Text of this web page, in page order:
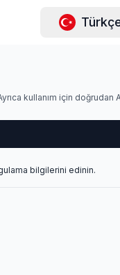
kullanım için doğrudan
bilgilerini edinin.